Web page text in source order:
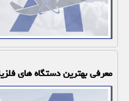
معرفی بهترین دستگاه های